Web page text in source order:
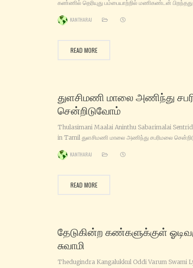
கண்ணில் தெரியுது பம்பையாற்றில் மணிகண்டன் பிறந்தது
சரணம் சரணாகரனே ஸ்ரீ மணிகண்டா (சரணம் சரணம்)
நதியை அடைந்திடுவோம் அளவில்லா இன்பம்
KANTHARAJ
READ MORE
துளசிமணி மாலை அணிந்து
சென்றிடுவோம்
Thulasimani Maalai Aninthu Sabarimalai
in Tamil துளசிமணி மாலை அணிந்து சபரிமலை
ஐயப்பனின் தரிசனமே கண்டிடுவோம் (துளசிமணி மாலை)
பணிந்து சதா அவன் நினைவில் மனமகிழ்ந்து கணாதிபன்
KANTHARAJ
READ MORE
தேடுகின்ற‌ கண்களுக்குள்
சுவாமி
Thedugindra Kangalukkul Oddi Varum Swami